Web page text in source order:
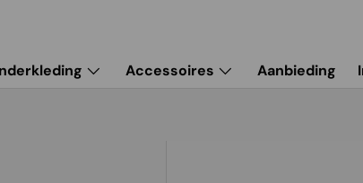
Accessoires Aanbieding